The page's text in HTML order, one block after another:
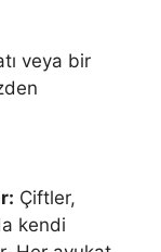
veya bir
Çiftler,
kendi